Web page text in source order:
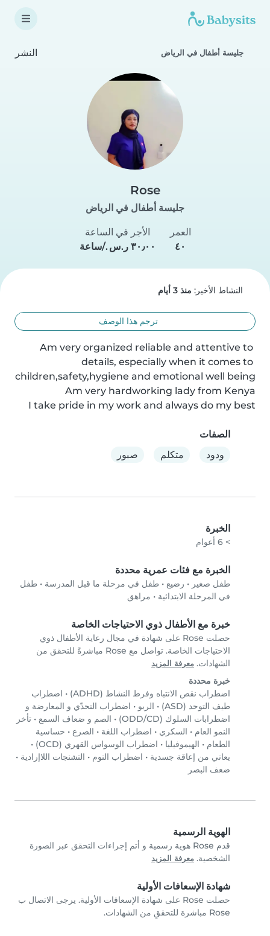
جليسة أطفال في الرياض النشر
Rose
جليسة أطفال في الرياض
العمر
٤٠
الأجر في الساعة
النشاط الأخير: منذ 3 أيام
ترجم هذا الوصف
Am very organized reliable and attentive to
details, especially when it comes to
I take pride in my work and always do my best
الصفات
ودود
متكلم صبور
الخبرة
> 6 أعوام
الخبرة مع فئات عمرية محددة
طفل صغير • رضيع • طفل في مرحلة ما قبل المدرسة • طفل
في المرحلة الابتدائية • مراهق
خبرة مع الأطفال ذوي الاحتياجات الخاصة
حصلت Rose على شهادة في مجال رعاية الأطفال ذوي
الاحتياجات الخاصة. تواصل مع Rose مباشرةً للتحقق من
الشهادات. معرفة المزيد
خبرة محددة
اضطراب نقص الانتباه وفرط النشاط (ADHD)
• اضطراب
طيف التوحد (ASD)
• الربو • اضطراب التحدّي و المعارضة و
اضطرابات السلوك (ODD/CD)
• الصم و ضعاف السمع • تأخر
النمو العام • السكري • اضطراب اللغة • الصرع • حساسية
الطعام • الهيموفيليا • اضطراب الوسواس القهري (OCD)
•
يعاني من إعاقة جسدية • اضطراب النوم • التشنجات اللاإرادية •
ضعف البصر
الهوية الرسمية
قدم Rose هوية رسمية و أتم إجراءات التحقق عبر الصورة
الشخصية. معرفة المزيد
شهادة الإسعافات الأولية
حصلت Rose على شهادة الإسعافات الأولية. يرجى الاتصال ب
Rose مباشرة للتحققِ من الشهادات.